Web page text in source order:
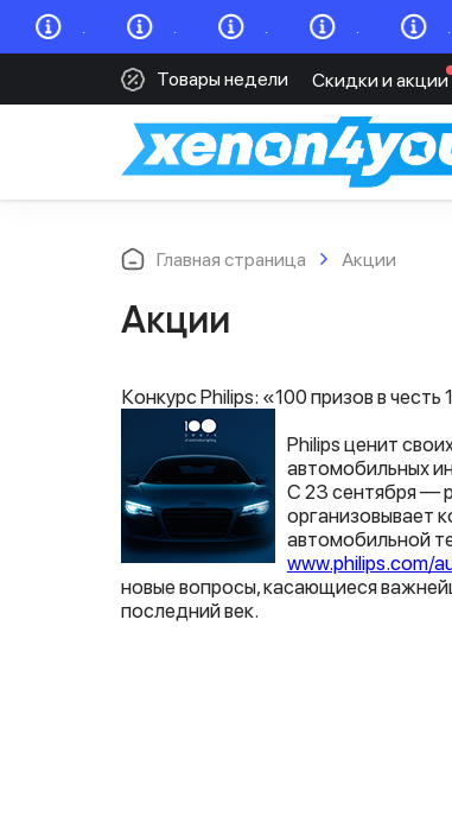
Товары недели Скидки и акции
Главная страница Акции
Акции
Конкурс Philips: «100 призов в
Philips ценит
автомобильных
С 23 сентября —
организовывает
автомобильной
www.philips.com/
новые вопросы, касающиеся
последний век.